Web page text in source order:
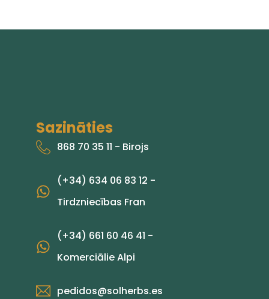
Sazināties
868 70 35 11 - Birojs
(+34) 634 06 83 12 -
Tirdzniecības Fran
(+34) 661 60 46 41 -
Komerciālie Alpi
pedidos@solherbs.es